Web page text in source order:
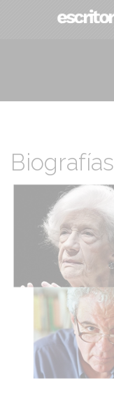
Biografías